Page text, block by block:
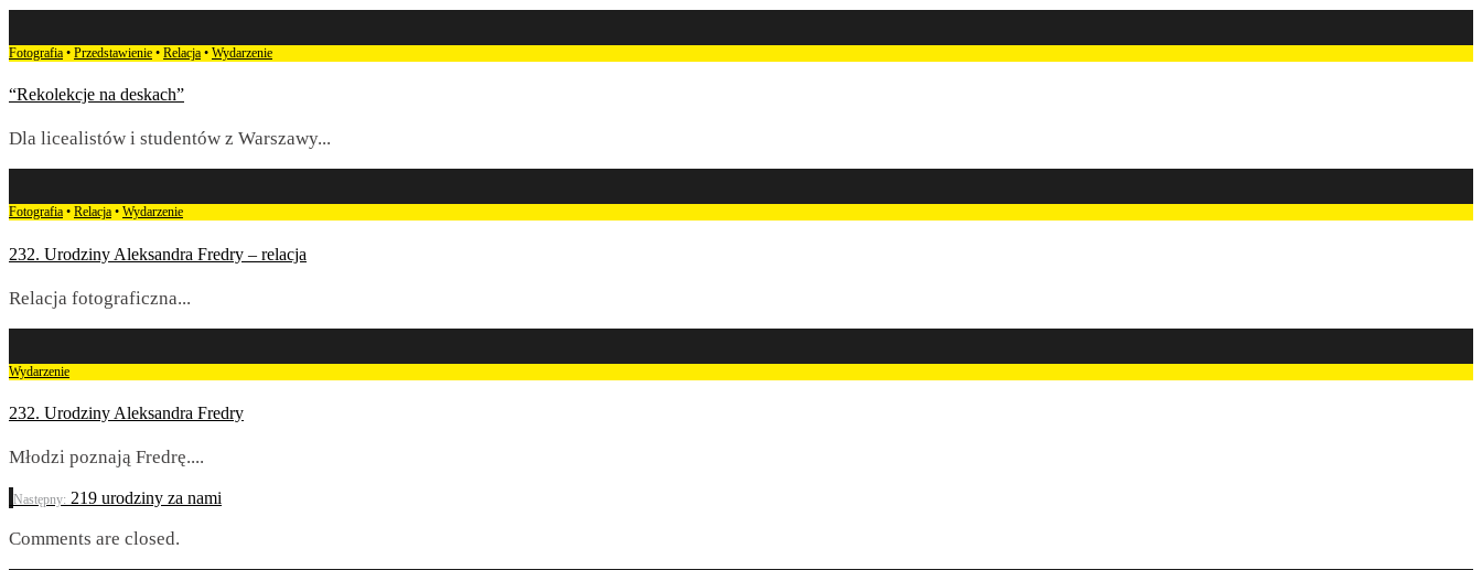
Fotografia • Przedstawienie • Relacja • Wydarzenie
“Rekolekcje na deskach”
Dla licealistów i studentów z Warszawy...
Fotografia • Relacja • Wydarzenie
232. Urodziny Aleksandra Fredry – relacja
Relacja fotograficzna...
Wydarzenie
232. Urodziny Aleksandra Fredry
Młodzi poznają Fredrę....
Następny: 219 urodziny za nami
Comments are closed.